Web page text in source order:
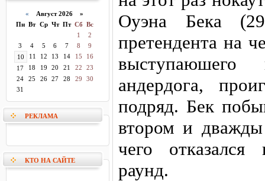
«
Август 2026 »
Пн Вт Ср Чт Пт Сб Вс
1
2
3
4 5 6 7 8
9
10
11 12 13 14 15
16
17
18 19 20 21 22
23
24
25 26 27 28 29
30
31
РЕКЛАМА
КТО НА САЙТЕ
Оуэна Бека
претендента на
выступаюшего
андердога,
подряд. Бек
втором и
чего
раунд.